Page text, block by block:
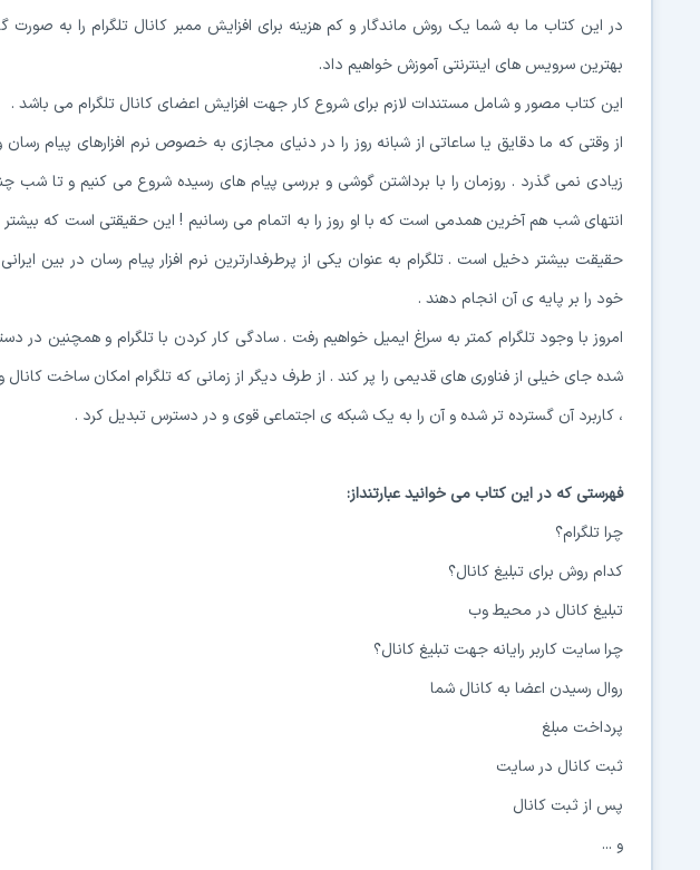
در این کتاب ما به شما یک روش ماندگار و کم هزینه برای افزایش ممبر کانال تلگرام را به صورت
بهترین سرویس های اینترنتی آموزش خواهیم داد.
این کتاب مصور و شامل مستندات لازم برای شروع کار جهت افزایش اعضای کانال تلگرام می باشد .
از وقتی که ما دقایق یا ساعاتی از شبانه روز را در دنیای مجازی به خصوص نرم افزارهای پیام
زیادی نمی گذرد . روزمان را با برداشتن گوشی و بررسی پیام های رسیده شروع می کنیم و تا شب
انتهای شب هم آخرین همدمی است که با او روز را به اتمام می رسانیم ! این حقیقتی است که بیشتر
حقیقت بیشتر دخیل است . تلگرام به عنوان یکی از پرطرفدارترین نرم افزار پیام رسان در بین
خود را بر پایه ی آن انجام دهند .
امروز با وجود تلگرام کمتر به سراغ ایمیل خواهیم رفت . سادگی کار کردن با تلگرام و همچنین
شده جای خیلی از فناوری های قدیمی را پر کند . از طرف دیگر از زمانی که تلگرام امکان ساخت کانال
، کاربرد آن گسترده تر شده و آن را به یک شبکه ی اجتماعی قوی و در دسترس تبدیل کرد .
فهرستی که در این کتاب می خوانید عبارتنداز:
چرا تلگرام؟
کدام روش برای تبلیغ کانال؟
تبلیغ کانال در محیط وب
چرا سایت کاربر رایانه جهت تبلیغ کانال؟
روال رسیدن اعضا به کانال شما
پرداخت مبلغ
ثبت کانال در سایت
پس از ثبت کانال
و ...